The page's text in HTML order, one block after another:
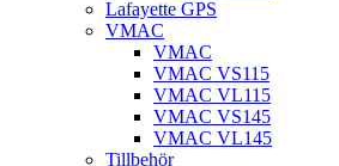
Lafayette GPS
VMAC
VMAC
VMAC VS115
VMAC VL115
VMAC VS145
VMAC VL145
Tillbehör